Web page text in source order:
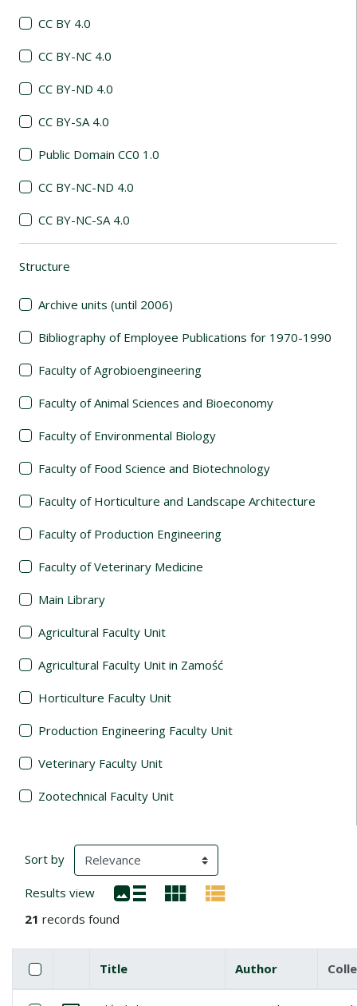
CC BY 4.0
CC BY-NC 4.0
CC BY-ND 4.0
CC BY-SA 4.0
Public Domain CC0 1.0
CC BY-NC-ND 4.0
CC BY-NC-SA 4.0
Structure
Archive units (until 2006)
Bibliography of Employee Publications for 1970-1990
Faculty of Agrobioengineering
Faculty of Animal Sciences and Bioeconomy
Faculty of Environmental Biology
Faculty of Food Science and Biotechnology
Faculty of Horticulture and Landscape Architecture
Faculty of Production Engineering
Faculty of Veterinary Medicine
Main Library
Agricultural Faculty Unit
Agricultural Faculty Unit in Zamość
Horticulture Faculty Unit
Production Engineering Faculty Unit
Veterinary Faculty Unit
Zootechnical Faculty Unit
Search Results
Sort by (automatic content reloading)
Results view
21 records found
List of items
CheckboxSelect all items
Miniature
Title Author